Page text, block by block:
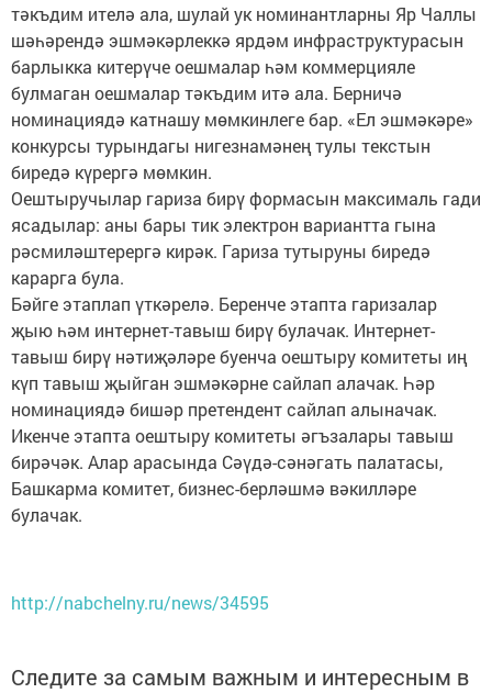
тәкъдим ителә ала, шулай ук номинантларны Яр Чаллы
шәһәрендә эшмәкәрлеккә ярдәм инфраструктурасын
барлыкка китерүче оешмалар һәм коммерцияле
булмаган оешмалар тәкъдим итә ала. Берничә
номинациядә катнашу мөмкинлеге бар. «Ел эшмәкәре»
конкурсы турындагы нигезнамәнең тулы текстын
биредә күрергә мөмкин.
Оештыручылар гариза бирү формасын максималь гади
ясадылар: аны бары тик электрон вариантта гына
рәсмиләштерергә кирәк. Гариза тутыруны биредә
карарга була.
Бәйге этаплап үткәрелә. Беренче этапта гаризалар
җыю һәм интернет-тавыш бирү булачак. Интернет-
тавыш бирү нәтиҗәләре буенча оештыру комитеты иң
күп тавыш җыйган эшмәкәрне сайлап алачак. Һәр
номинациядә бишәр претендент сайлап алыначак.
Икенче этапта оештыру комитеты әгъзалары тавыш
бирәчәк. Алар арасында Сәүдә-сәнәгать палатасы,
Башкарма комитет, бизнес-берләшмә вәкилләре
булачак.
http://nabchelny.ru/news/34595
Следите за самым важным и интересным в